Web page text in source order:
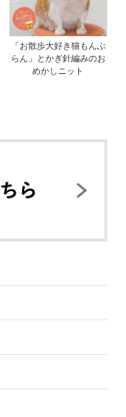
「お散歩大好き猫もんぶ
らん」とかぎ針編みのお
めかしニット